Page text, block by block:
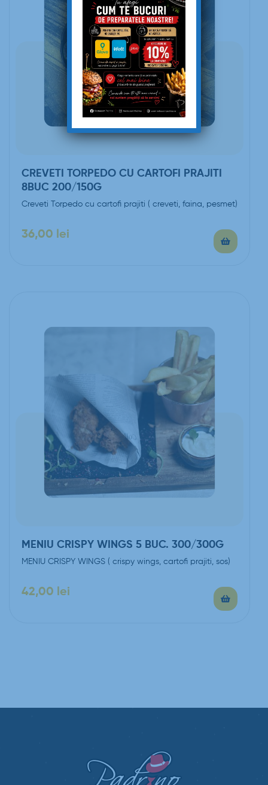
CREVETI TORPEDO CU CARTOFI PRAJITI
8BUC 200/150G
Creveti Torpedo cu cartofi prajiti ( creveti, faina, pesmet)
36,00 lei
MENIU CRISPY WINGS 5 BUC. 300/300G
MENIU CRISPY WINGS ( crispy wings, cartofi prajiti, sos)
42,00 lei